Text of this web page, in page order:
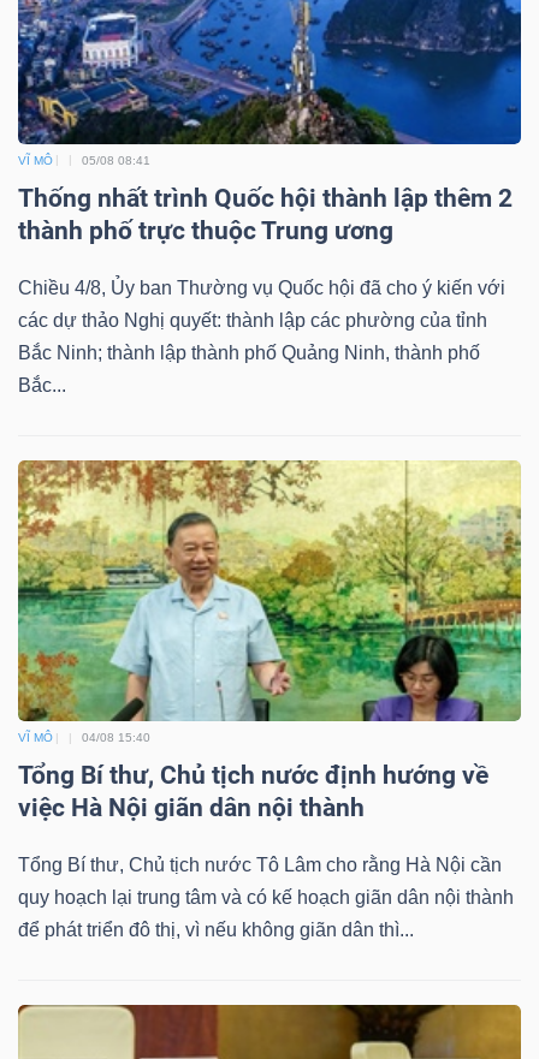
VĨ MÔ 05/08 08:41
Thống nhất trình Quốc hội thành lập thêm 2
thành phố trực thuộc Trung ương
Chiều 4/8, Ủy ban Thường vụ Quốc hội đã cho ý kiến với
các dự thảo Nghị quyết: thành lập các phường của tỉnh
Bắc Ninh; thành lập thành phố Quảng Ninh, thành phố
Bắc...
VĨ MÔ 04/08 15:40
Tổng Bí thư, Chủ tịch nước định hướng về
việc Hà Nội giãn dân nội thành
Tổng Bí thư, Chủ tịch nước Tô Lâm cho rằng Hà Nội cần
quy hoạch lại trung tâm và có kế hoạch giãn dân nội thành
để phát triển đô thị, vì nếu không giãn dân thì...